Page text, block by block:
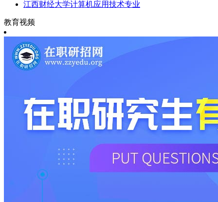
江西财经大学计算机应用技术专业
教育视频